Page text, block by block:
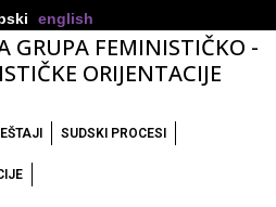
english
GRUPA FEMINISTIČKO -
ORIJENTACIJE
SUDSKI PROCESI